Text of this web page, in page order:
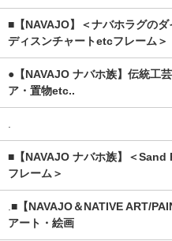
■【NAVAJO】＜ナバホラグの
ディスンチャートetcフレーム＞
●【NAVAJO ナバホ族】伝統工
ア・置物etc..
.
■【NAVAJO ナバホ族】＜
フレーム＞
.■【NAVAJO＆NATIVE ART/
アート・絵画